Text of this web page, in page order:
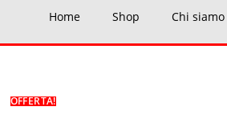
Home Shop Chi siamo
OFFERTA!